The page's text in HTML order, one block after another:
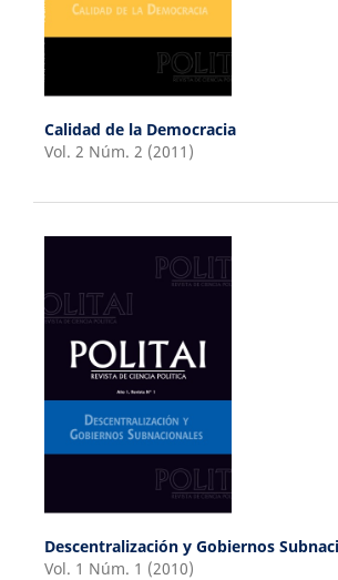
Calidad de la Democracia
Vol. 2 Núm. 2 (2011)
Descentralización y Gobiernos
Vol. 1 Núm. 1 (2010)